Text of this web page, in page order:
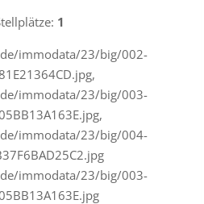
1
immodata/23/big/002-
immodata/23/big/003-
immodata/23/big/004-
immodata/23/big/003-